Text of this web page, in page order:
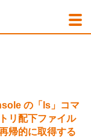
の「ls」コマ
リ配下ファイル
帰的に取得する